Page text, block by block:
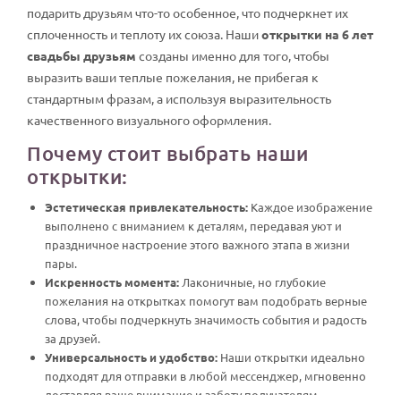
подарить друзьям что-то особенное, что подчеркнет их
сплоченность и теплоту их союза. Нашиоткрытки на 6 лет
свадьбы друзьям созданы именно для того, чтобы
выразить ваши теплые пожелания, не прибегая к
стандартным фразам, а используя выразительность
качественного визуального оформления.
Почему стоит выбрать наши
открытки:
Эстетическая привлекательность: Каждое изображение
выполнено с вниманием к деталям, передавая уют и
праздничное настроение этого важного этапа в жизни
пары.
Искренность момента: Лаконичные, но глубокие
пожелания на открытках помогут вам подобрать верные
слова, чтобы подчеркнуть значимость события и радость
за друзей.
Универсальность и удобство: Наши открытки идеально
подходят для отправки в любой мессенджер, мгновенно